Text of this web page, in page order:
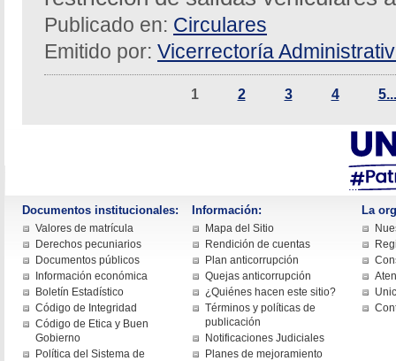
Publicado en: Circulares
Emitido por: Vicerrectoría
1 2 3 4 5...
Documentos institucionales:
Valores de matrícula
Derechos pecuniarios
Documentos públicos
Información económica
Boletín Estadístico
Código de Integridad
Código de Etica y Buen
Gobierno
Política del Sistema de
Información:
Mapa del Sitio
Rendición de cuentas
Plan anticorrupción
Quejas anticorrupción
¿Quiénes hacen este sitio?
Términos y políticas de
publicación
Notificaciones Judiciales
Planes de mejoramiento
La